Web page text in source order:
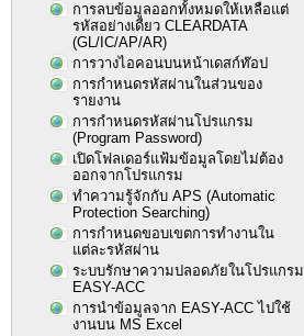
การลบข้อมูลออกทั้งหมดให้เหลือแต่
รหัสอย่างเดียว CLEARDATA
(GL/IC/AP/AR)
การวางไอคอนบนหน้าเดสก์ท๊อป
การกำหนดรหัสผ่านในส่วนของ
รายงาน
การกำหนดรหัสผ่านโปรแกรม
(Program Password)
เปิดโฟลเดอร์แฟ้มข้อมูลโดยไม่ต้อง
ออกจากโปรแกรม
ทำความรู้จักกับ APS (Automatic
Protection Searching)
การกำหนดขอบเขตการทำงานใน
แต่ละรหัสผ่าน
ระบบรักษาความปลอดภัยในโปรแกรม
EASY-ACC
การนำข้อมูลจาก EASY-ACC ไปใช้
งานบน MS Excel